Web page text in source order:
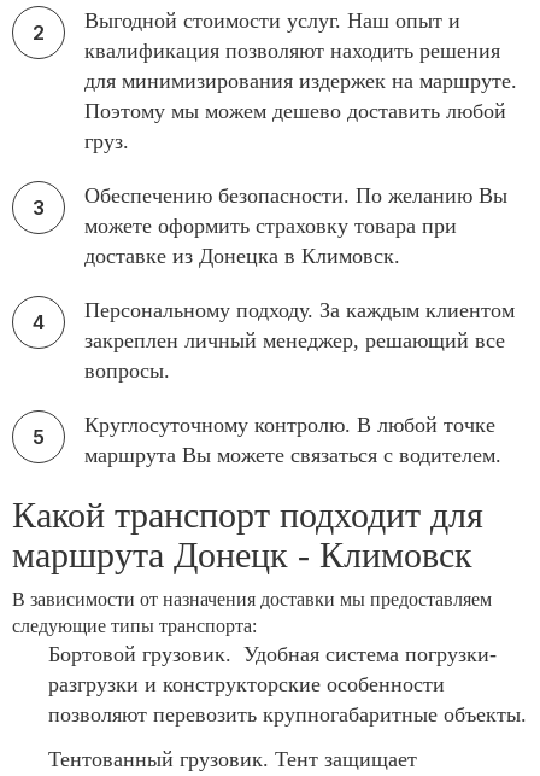
Выгодной стоимости услуг. Наш опыт и
квалификация позволяют находить решения
для минимизирования издержек на маршруте.
Поэтому мы можем дешево доставить любой
груз.
Обеспечению безопасности. По желанию Вы
можете оформить страховку товара при
доставке из Донецка в Климовск.
Персональному подходу. За каждым клиентом
закреплен личный менеджер, решающий все
вопросы.
Круглосуточному контролю. В любой точке
маршрута Вы можете связаться с водителем.
Какой транспорт подходит для
маршрута Донецк - Климовск
В зависимости от назначения доставки мы предоставляем
следующие типы транспорта:
Бортовой грузовик. Удобная система погрузки-
разгрузки и конструкторские особенности
позволяют перевозить крупногабаритные объекты.
Тентованный грузовик. Тент защищает